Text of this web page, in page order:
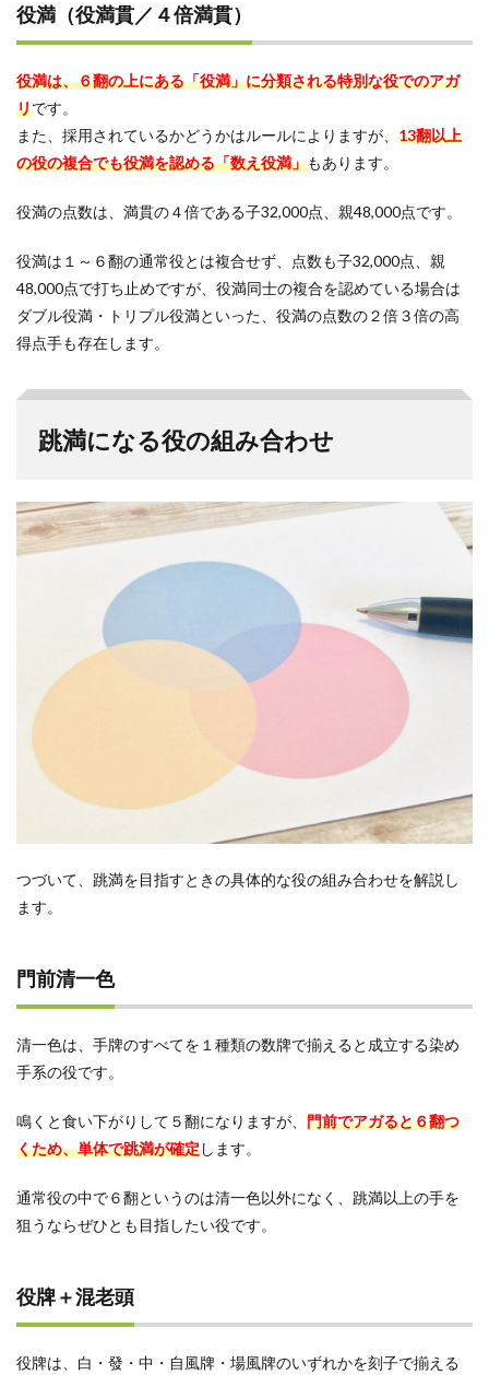
役満（役満貫／４倍満貫）
役満は、６翻の上にある「役満」に分類される特別な役でのアガ
リです。
また、採用されているかどうかはルールによりますが、 13翻以上
の役の複合でも役満を認める「数え役満」もあります。
役満の点数は、満貫の４倍である子32,000点、親48,000点です。
役満は１～６翻の通常役とは複合せず、点数も子32,000点、親
48,000点で打ち止めですが、役満同士の複合を認めている場合は
ダブル役満・トリプル役満といった、役満の点数の２倍３倍の高
得点手も存在します。
跳満になる役の組み合わせ
つづいて、跳満を目指すときの具体的な役の組み合わせを解説し
ます。
門前清一色
清一色は、手牌のすべてを１種類の数牌で揃えると成立する染め
手系の役です。
鳴くと食い下がりして５翻になりますが、 門前でアガると６翻つ
くため、単体で跳満が確定します。
通常役の中で６翻というのは清一色以外になく、跳満以上の手を
狙うならぜひとも目指したい役です。
役牌＋混老頭
役牌は、白・發・中・自風牌・場風牌のいずれかを刻子で揃える